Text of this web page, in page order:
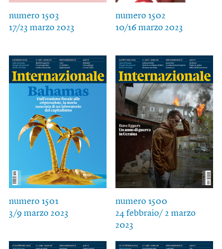
numero 1503
17/23 marzo 2023
numero 1502
10/16 marzo 2023
numero 1501
3/9 marzo 2023
numero 1500
24 febbraio/ 2 marzo
2023